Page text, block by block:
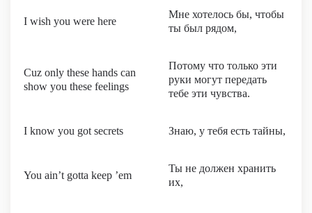
I wish you were here
Мне хотелось бы, чтобы
ты был рядом,
Cuz only these hands can
show you these feelings
Потому что только эти
руки могут передать
тебе эти чувства.
I know you got secrets Знаю, у тебя есть тайны,
You ain’t gotta keep ’em
Ты не должен хранить
их,